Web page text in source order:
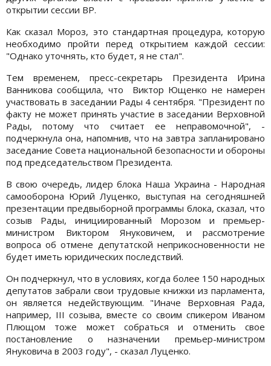
открытии сессии ВР.
Как сказал Мороз, это стандартная процедура, которую
необходимо пройти перед открытием каждой сессии:
"Однако уточнять, кто будет, я не стал".
Тем временем, пресс-секретарь Президента Ирина
Ванникова сообщила, что Виктор Ющенко не намерен
участвовать в заседании Рады 4 сентября. "Президент по
факту не может принять участие в заседании Верховной
Рады, потому что считает ее неправомочной", -
подчеркнула она, напомнив, что на завтра запланировано
заседание Совета национальной безопасности и обороны
под председательством Президента.
В свою очередь, лидер блока Наша Украина - Народная
самооборона Юрий Луценко, выступая на сегодняшней
презентации предвыборной программы блока, сказал, что
созыв Рады, инициированный Морозом и премьер-
министром Виктором Януковичем, и рассмотрение
вопроса об отмене депутатской неприкосновенности не
будет иметь юридических последствий.
Он подчеркнул, что в условиях, когда более 150 народных
депутатов забрали свои трудовые книжки из парламента,
он является недействующим. "Иначе Верховная Рада,
например, III созыва, вместе со своим спикером Иваном
Плющом тоже может собраться и отменить свое
постановление о назначении премьер-министром
Януковича в 2003 году", - сказал Луценко.